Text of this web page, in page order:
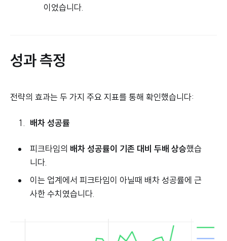
이었습니다.
성과 측정
전략의 효과는 두 가지 주요 지표를 통해 확인했습니다:
배차 성공률
피크타임의 배차 성공률이 기존 대비 두배 상승했습
니다.
이는 업계에서 피크타임이 아닐때 배차 성공률에 근
사한 수치였습니다.